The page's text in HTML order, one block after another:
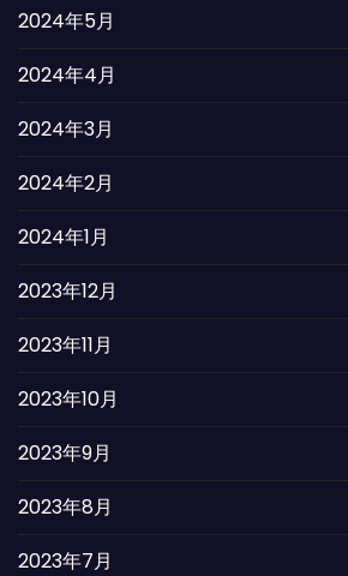
2024年5月
2024年4月
2024年3月
2024年2月
2024年1月
2023年12月
2023年11月
2023年10月
2023年9月
2023年8月
2023年7月